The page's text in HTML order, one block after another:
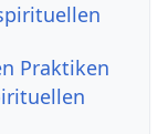
Praktiken